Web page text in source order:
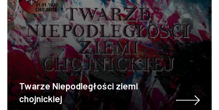
Twarze Niepodległości ziemi
chojnickiej